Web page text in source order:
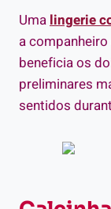
Uma lingerie
a
beneficia os
preliminares
sentidos